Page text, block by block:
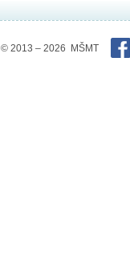
© 2013 – 2026 MŠMT